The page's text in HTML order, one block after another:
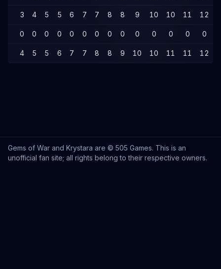
3 4 5 5 6 7 7 8 8 9 10 10 11 12
0 0 0 0 0 0 0 0 0 0 0 0 0 0
4 5 5 6 7 7 8 8 9 10 10 11 11 12
Gems of War and Krystara are © 505 Games. This is an
unofficial fan site; all rights belong to their respective owners.